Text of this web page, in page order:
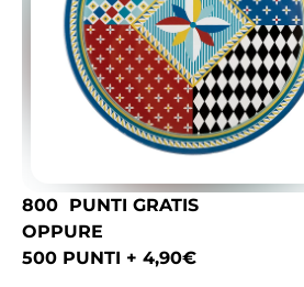
800 PUNTI GRATIS
OPPURE
500 PUNTI + 4,90€